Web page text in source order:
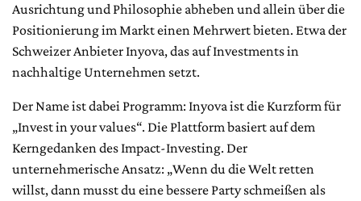
Ausrichtung und Philosophie abheben und allein über die
Positionierung im Markt einen Mehrwert bieten. Etwa der
Schweizer Anbieter Inyova, das auf Investments in
nachhaltige Unternehmen setzt.
Der Name ist dabei Programm: Inyova ist die Kurzform für
„Invest in your values“. Die Plattform basiert auf dem
Kerngedanken des Impact-Investing. Der
unternehmerische Ansatz: „Wenn du die Welt retten
willst, dann musst du eine bessere Party schmeißen als